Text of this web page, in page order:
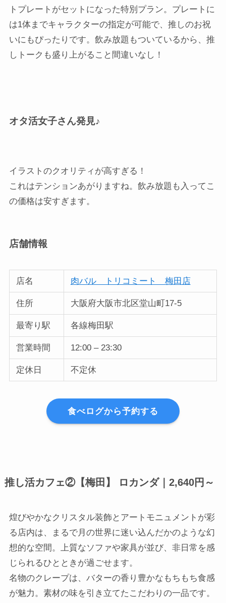
トプレートがセットになった特別プラン。プレートに
は1体までキャラクターの指定が可能で、推しのお祝
いにもぴったりです。飲み放題もついているから、推
しトークも盛り上がること間違いなし！
オタ活女子さん発見♪
イラストのクオリティが高すぎる！
これはテンションあがりますね。飲み放題も入ってこ
の価格は安すぎます。
店舗情報
店名 肉バル トリコミート 梅田店
住所 大阪府大阪市北区堂山町17-5
最寄り駅 各線梅田駅
営業時間 12:00 – 23:30
定休日 不定休
食べログから予約する
推し活カフェ②【梅田】 ロカンダ｜2,640円～
煌びやかなクリスタル装飾とアートモニュメントが彩
る店内は、まるで月の世界に迷い込んだかのような幻
想的な空間。上質なソファや家具が並び、非日常を感
じられるひとときが過ごせます。
名物のクレープは、バターの香り豊かなもちもち食感
が魅力。素材の味を引き立てたこだわりの一品です。